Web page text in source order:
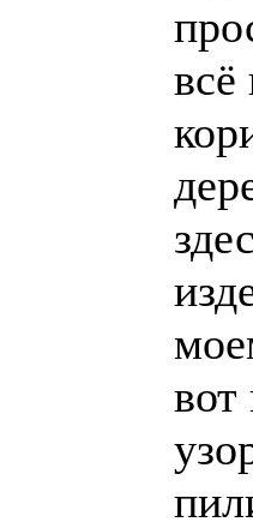
всё
вот